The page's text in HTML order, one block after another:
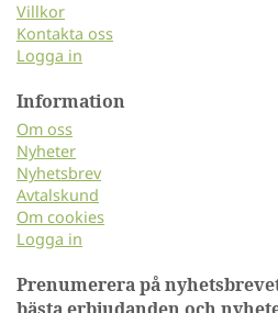
Villkor
Kontakta oss
Logga in
Information
Om oss
Nyheter
Nyhetsbrev
Avtalskund
Om cookies
Logga in
Prenumerera på